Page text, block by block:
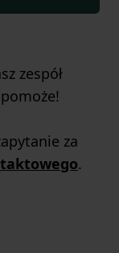
zespół
za
.